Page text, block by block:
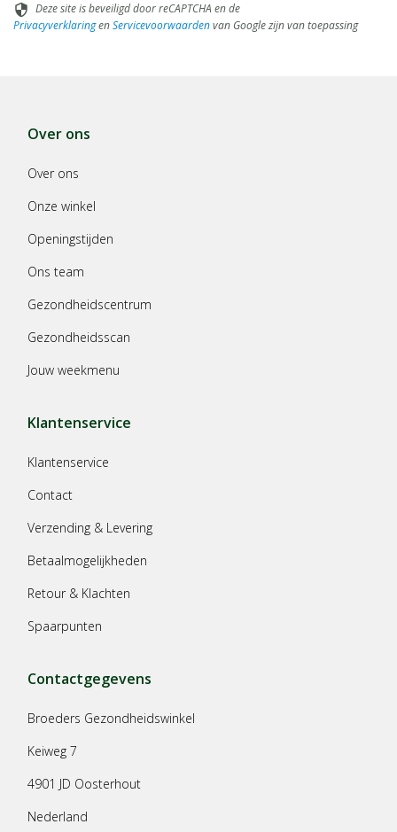
security Deze site is beveiligd door reCAPTCHA en de
PrivacyverklaringenServicevoorwaardenvan Google zijn van toepassing
Over ons
Over ons
Onze winkel
Openingstijden
Ons team
Gezondheidscentrum
Gezondheidsscan
Jouw weekmenu
Klantenservice
Klantenservice
Contact
Verzending & Levering
Betaalmogelijkheden
Retour & Klachten
Spaarpunten
Contactgegevens
Broeders Gezondheidswinkel
Keiweg 7
4901 JD Oosterhout
Nederland